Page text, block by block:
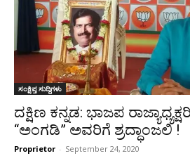
ಸಂಕ್ಷಿಪ್ತ ಸುದ್ದಿಗಳು
ದಕ್ಷಿಣ ಕನ್ನಡ: ಭಾಜಪ
“ಅಂಗಡಿ” ಅವರಿಗೆ ಶ್ರದ್ಧಾಂಜಲಿ !
Proprietor - September 24, 2020